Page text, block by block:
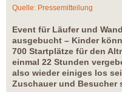
Quelle: Pressemitteilung
Event für Läufer und
ausgebucht – Kinder
700 Startplätze für den
einmal 22 Stunden
also wieder einiges los
Zuschauer und Besucher